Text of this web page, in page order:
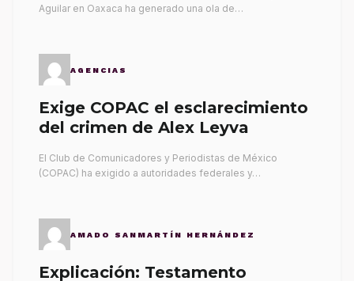
Aguilar en Oaxaca ha generado una ola de…
AGENCIAS
Exige COPAC el esclarecimiento
del crimen de Alex Leyva
El Club de Comunicadores y Periodistas de México
(COPAC) ha exigido a autoridades federales y…
AMADO SANMARTÍN HERNÁNDEZ
Explicación: Testamento